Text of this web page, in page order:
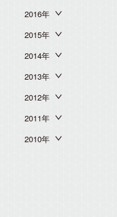
2016年
2015年
2014年
2013年
2012年
2011年
2010年